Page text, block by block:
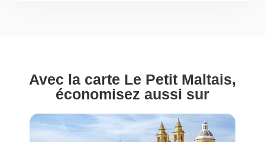
Avec la carte Le Petit Maltais,
économisez aussi sur